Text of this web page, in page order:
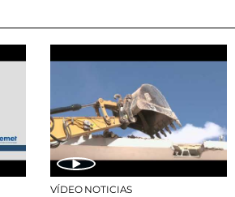
VÍDEO NOTICIAS